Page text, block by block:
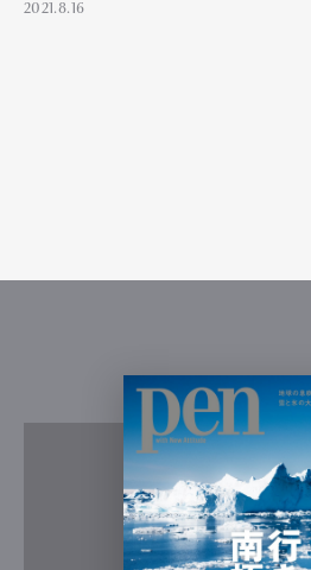
2021.8.16